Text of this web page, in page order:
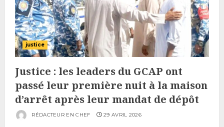
justice
Justice : les leaders du GCAP ont
passé leur première nuit à la maison
d’arrêt après leur mandat de dépôt
RÉDACTEUR EN CHEF 29 AVRIL 2026